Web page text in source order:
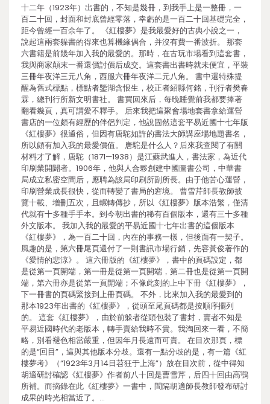
十二年（1923年）出書的，不知是幾冊，到我手上是一整冊，一
百二十回，封面和封底曾經零落，幸虧的是一百二十回基礎完全，
距今曾經一百余年了。 《紅樓夢》是我最愛好的古典小說之一，
說起這兩套躲書的得來也算機緣偶合，并沒有費一番波折。 那套
六書籍是前幾年加入我的最愛的。那時，在古玩市場看到這套書，
我與商家顛末一番還價討價后成交。這套書出書時就未便宜，平裝
三冊年夜洋三元八角，西服六冊年夜洋二元八角。 書中還特殊提
醒為舊式標點，標點者鑒湖含恨生，校正者紹縣何銘，刊行者樊春
霖，總刊行所新文明書社。 書買回來后，每晚睡覺前我都要捧著
翻看幾頁，真可謂愛不釋手。 后來我把這聚會場地套書拿給運營
書店的一位頗有經歷的伴侶判定，他說固然這套平易近國十七年版
《紅樓夢》很通俗，但因有唐駝如許的書法大師講座場地題書名，
所以頗有加入我的最愛價值。 唐駝是什么人？后來我查閱了有關
材料才了解，唐駝（1871—1938）是江蘇武進人，書法家，為近代
印刷業開闢者。1906年，他與人合夥創建中國圖書公司，中華書
局成立私密空間后，應聘為該局印刷所副所長。由于他苦心運營，
印刷營業成長很快，從而轉變了書局的窘境。 曹雪芹師長教師披
覽十載、增刪五次，且輾轉傳抄，所以《紅樓夢》版本浩繁，僅清
代就有十多種手手本。到今朝出書的稀有百個版本，還有三十多種
外文版本。 我加入我的最愛的平易近國十七年出書的這個版本
《紅樓夢》，為一百二十回，內在的事務一樣，但後面有一契子。
風趣的是，第六冊尾頁還付了一則書訊市場行銷，先容黃俊著作的
《愛情的悲涼》。 這六冊版的《紅樓夢》，書中的頁碼設定，都
是從第一頁開端，第一冊是從第一頁開端，第二冊也是從第一頁開
端，第六冊亦是從第一頁開端；不像此刻的上中下冊《紅樓夢》，
下一冊書的頁碼緊接到上冊頁碼。 不外，比來加入我的最愛到的
那本1923年出書的《紅樓夢》，從頭至尾頁碼都是按順序擺列
的。 這套《紅樓夢》，由於前躲者從頭包裝了書封，賣者不知是
平易近國時代的老版本，轉手賣給我時不貴。我淘回來一看，不簡
略，別看褪色相當嚴重，但因年月長遠而可貴。 在目次那頁，標
的是“回目”，這與其他版本分歧。還有一點分歧的是，有一篇《紅
樓夢考》（“1923年3月14日苕狂于上海”）放在目次前，從中得知
胡適研討確認《紅樓夢》作者前八十回是曹雪芹，后四十回由高鶚
所補。而摘錄在此《紅樓夢》一書中，間隔胡適師長教師發布研討
成果的時光相當近了。…